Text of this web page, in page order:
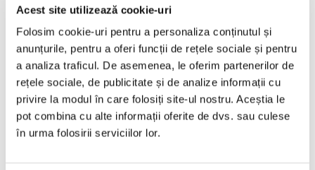
Acest site utilizează cookie-uri
Folosim cookie-uri pentru a personaliza conținutul și
anunțurile, pentru a oferi funcții de rețele sociale și pentru
a analiza traficul. De asemenea, le oferim partenerilor de
rețele sociale, de publicitate și de analize informații cu
privire la modul în care folosiți site-ul nostru. Aceștia le
pot combina cu alte informații oferite de dvs. sau culese
în urma folosirii serviciilor lor.
Martie 2025
Februarie 2025
Ianuarie 2025
Noiembrie 2024
Octombrie 2024